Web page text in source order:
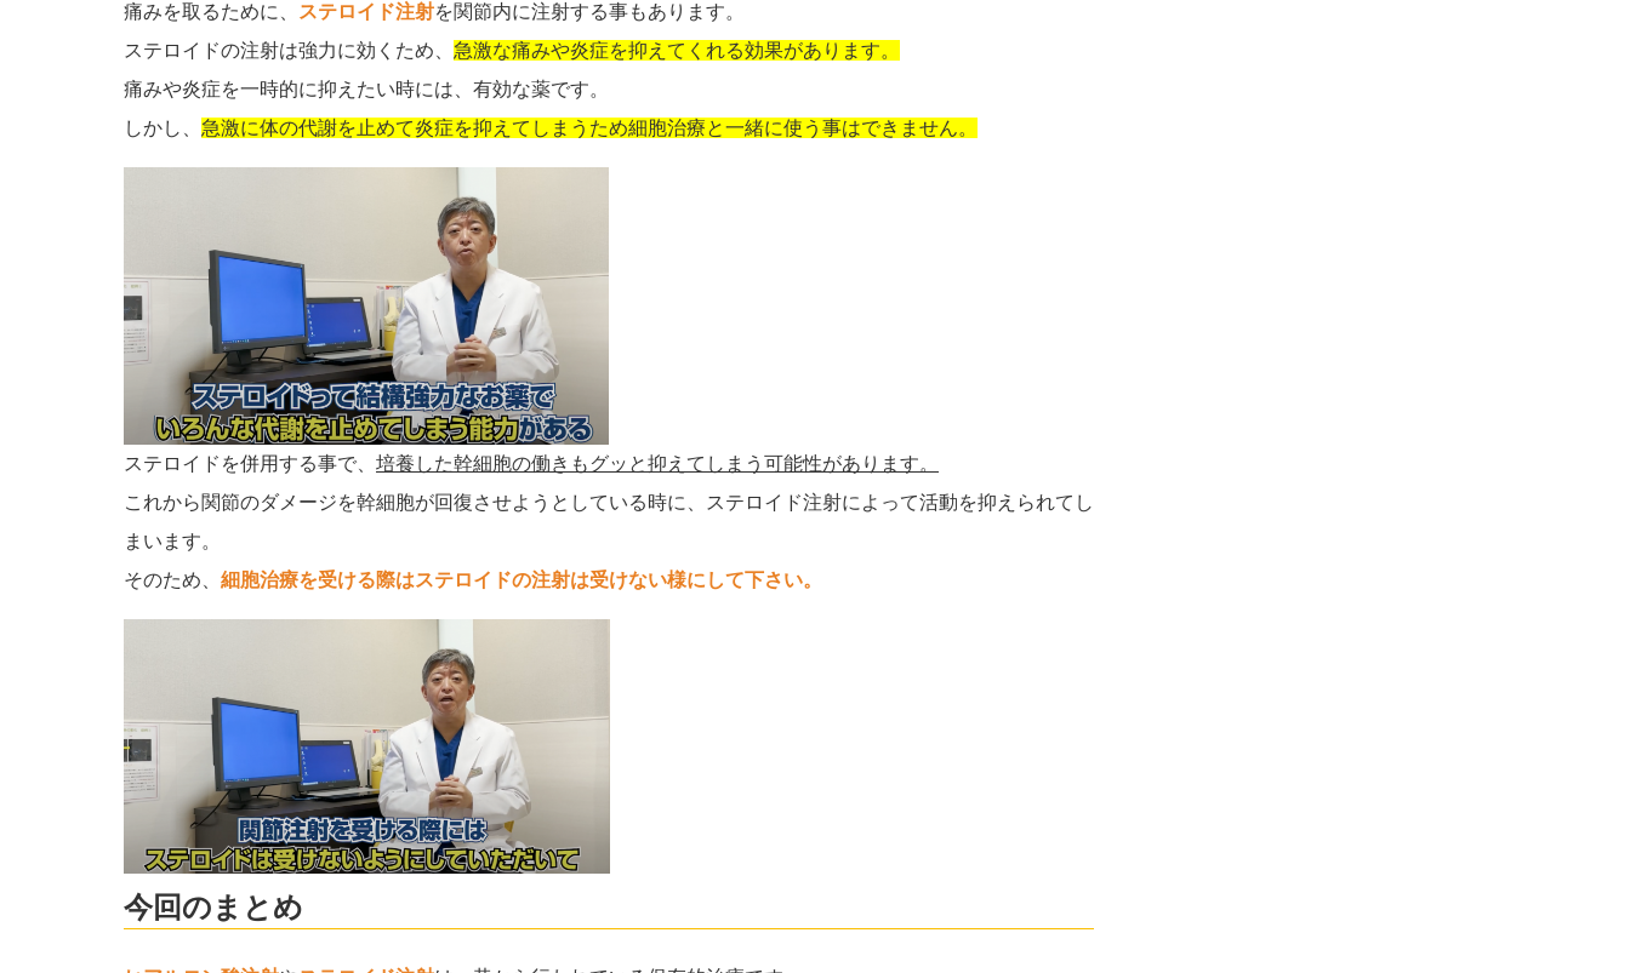
痛みを取るために、 ステロイド注射を関節内に注射する事もあります。
ステロイドの注射は強力に効くため、 急激な痛みや炎症を抑えてくれる効果があります。
痛みや炎症を一時的に抑えたい時には、有効な薬です。
しかし、 急激に体の代謝を止めて炎症を抑えてしまうため細胞治療と一緒に使う事はできません。
ステロイドを併用する事で、 培養した幹細胞の働きもグッと抑えてしまう可能性があります。
これから関節のダメージを幹細胞が回復させようとしている時に、ステロイド注射によって活動を抑えられてし
まいます。
そのため、 細胞治療を受ける際はステロイドの注射は受けない様にして下さい。
今回のまとめ